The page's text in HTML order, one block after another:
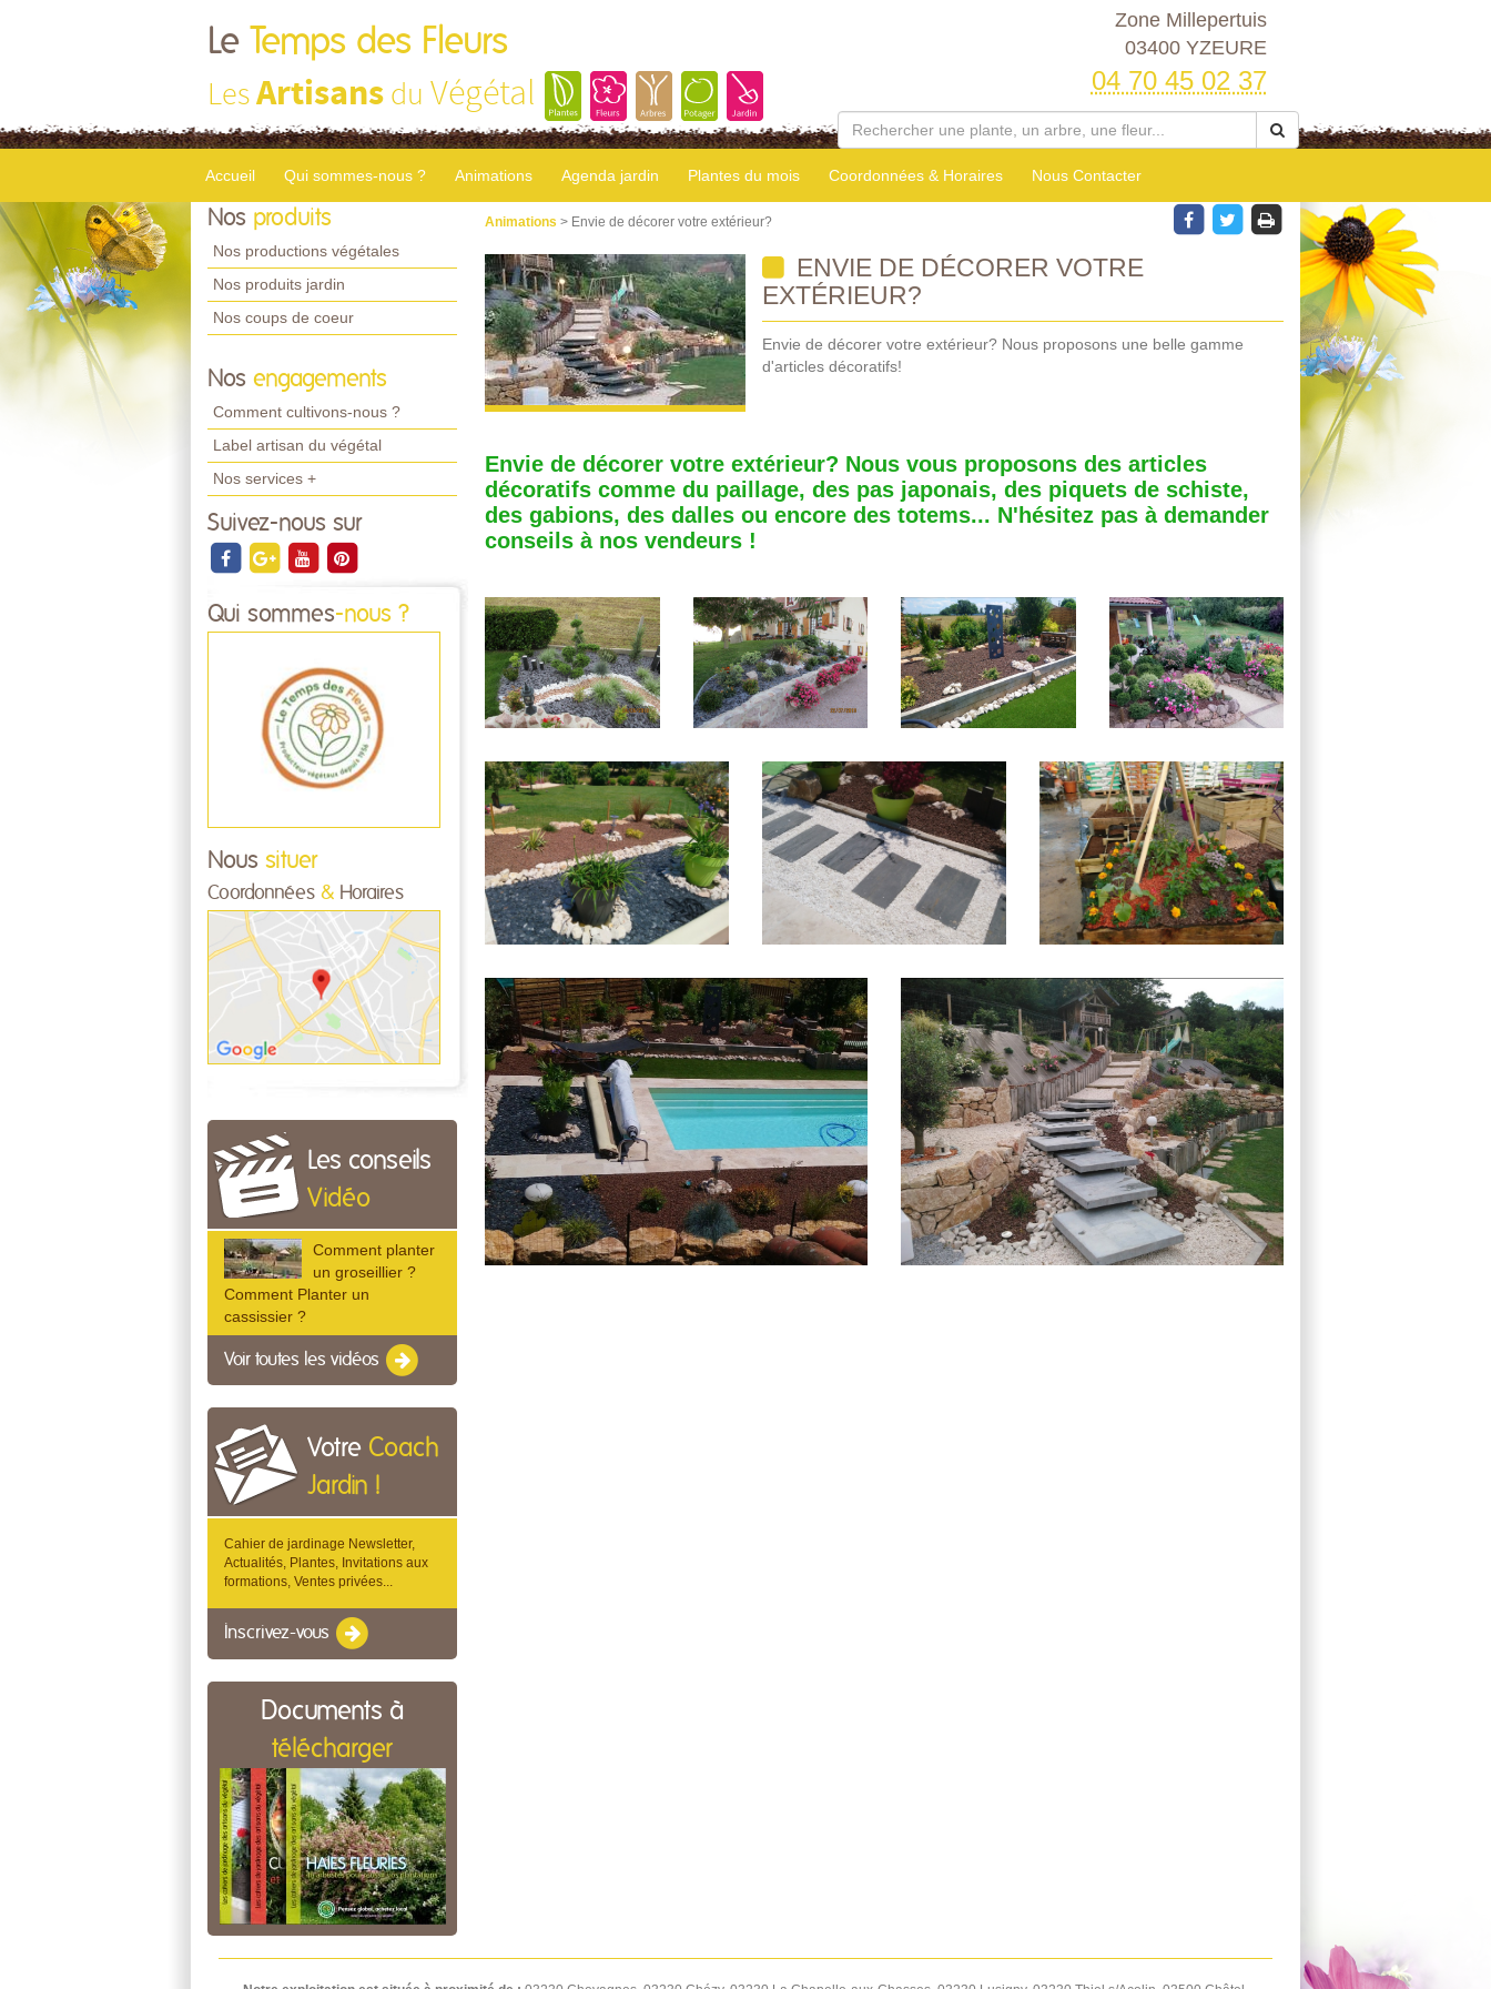
Le Temps des Fleurs
LesArtisans du Végétal
Zone Millepertuis
03400 YZEURE
04 70 45 02 37
Accueil Qui sommes-nous ? Animations Agenda jardin Plantes du mois Coordonnées & Horaires Nous Contacter
Nos produits
Nos productions végétales
Nos produits jardin
Nos coups de coeur
Nos engagements
Comment cultivons-nous ?
Label artisan du végétal
Nos services +
Suivez-nous sur
Qui sommes-nous ?
Nous situer
Coordonnées & Horaires
Les conseils
Vidéo
Comment planter
un groseillier ?
Comment Planter un
cassissier ?
Voir toutes les vidéos
Votre Coach
Jardin !
Cahier de jardinage Newsletter,
Actualités, Plantes, Invitations aux
formations, Ventes privées...
Inscrivez-vous
Documents à
télécharger
Animations > Envie de décorer votre extérieur?
ENVIE DE DÉCORER VOTRE
EXTÉRIEUR?
Envie de décorer votre extérieur? Nous proposons une belle gamme
d'articles décoratifs!
Envie de décorer votre extérieur? Nous vous proposons des articles
décoratifs comme du paillage, des pas japonais, des piquets de schiste,
des gabions, des dalles ou encore des totems... N'hésitez pas à demander
conseils à nos vendeurs !